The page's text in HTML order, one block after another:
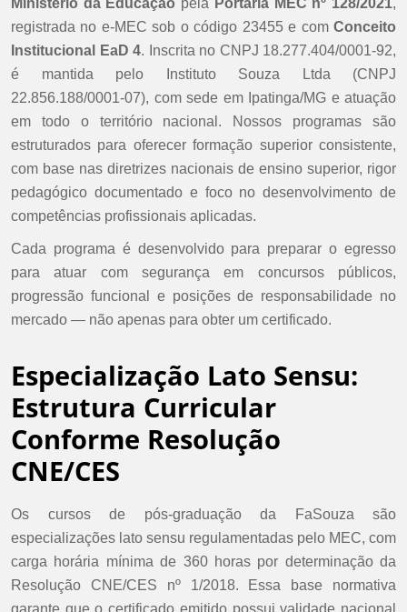
registrada no e-MEC sob o código 23455 e com Conceito
Institucional EaD 4. Inscrita no CNPJ 18.277.404/0001-92,
é mantida pelo Instituto Souza Ltda (CNPJ
22.856.188/0001-07), com sede em Ipatinga/MG e atuação
em todo o território nacional. Nossos programas são
estruturados para oferecer formação superior consistente,
com base nas diretrizes nacionais de ensino superior, rigor
pedagógico documentado e foco no desenvolvimento de
competências profissionais aplicadas.
Cada programa é desenvolvido para preparar o egresso
para atuar com segurança em concursos públicos,
progressão funcional e posições de responsabilidade no
mercado — não apenas para obter um certificado.
Especialização Lato Sensu:
Estrutura Curricular
Conforme Resolução
CNE/CES
Os cursos de pós-graduação da FaSouza são
especializações lato sensu regulamentadas pelo MEC, com
carga horária mínima de 360 horas por determinação da
Resolução CNE/CES nº 1/2018. Essa base normativa
garante que o certificado emitido possui validade nacional